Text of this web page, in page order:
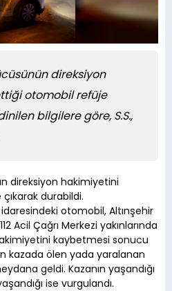
direksiyon
otomobil refüje
bilgilere göre, S.S.,
direksiyon hakimiyetini
durabildi.
idaresindeki otomobil, Altınşehir
Acil Çağrı Merkezi yakınlarında
kaybetmesi sonucu
kazada ölen yada yaralanan
geldi. Kazanın yaşandığı
ise vurgulandı.